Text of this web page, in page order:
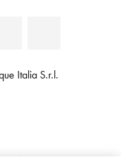
Italia S.r.l.